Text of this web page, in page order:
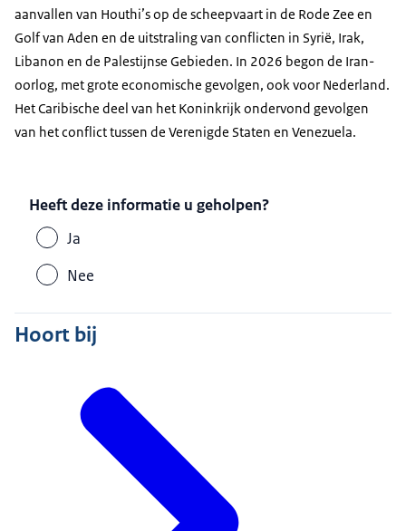
aanvallen van Houthi’s op de scheepvaart in de Rode Zee en
Golf van Aden en de uitstraling van conflicten in Syrië, Irak,
Libanon en de Palestijnse Gebieden. In 2026 begon de Iran-
oorlog, met grote economische gevolgen, ook voor Nederland.
Het Caribische deel van het Koninkrijk ondervond gevolgen
van het conflict tussen de Verenigde Staten en Venezuela.
Heeft deze informatie u geholpen?
Ja
Nee
Hoort bij